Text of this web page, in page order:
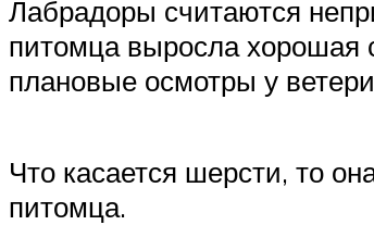
Лабрадоры считаются
питомца выросла хорошая
плановые осмотры у
Что касается шерсти, то
питомца.